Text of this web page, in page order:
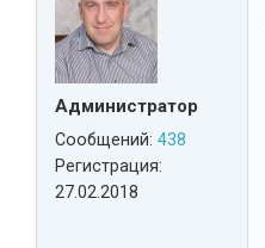
Администратор
Сообщений: 438
Регистрация:
27.02.2018